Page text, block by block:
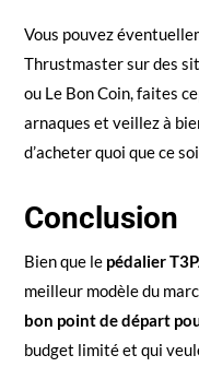
Vous pouvez
Thrustmaster sur des
ou Le Bon Coin, faites
arnaques et veillez à
d’acheter quoi que ce
Conclusion
Bien que le pédalier
meilleur modèle du
bon point de départ
budget limité et qui